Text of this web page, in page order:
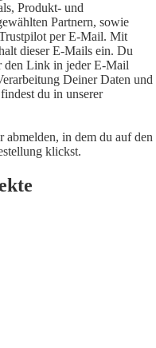
Produkt- und
Partnern, sowie
per E-Mail. Mit
dieser E-Mails ein. Du
den Link in jeder E-Mail
Deiner Daten und
du in unserer
in dem du auf den
klickst.